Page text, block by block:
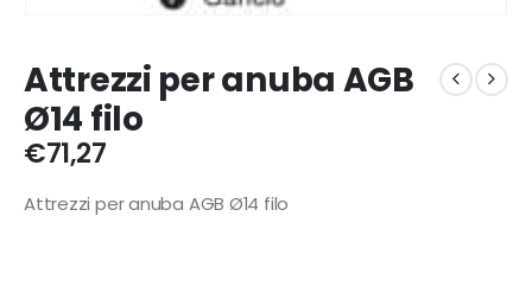
Attrezzi per anuba AGB
Ø14 filo
€71,27
Attrezzi per anuba AGB Ø14 filo